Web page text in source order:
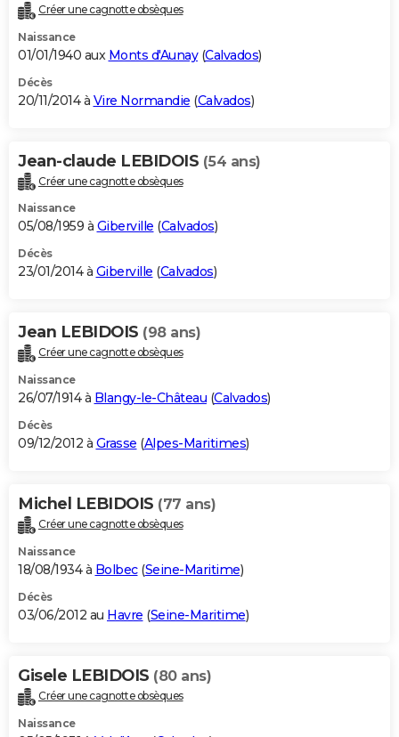
Créer une cagnotte obsèques
Naissance
01/01/1940 aux Monts d'Aunay(Calvados)
Décès
20/11/2014 à Vire Normandie (Calvados)
Jean-claude LEBIDOIS (54 ans)
Créer une cagnotte obsèques
Naissance
05/08/1959 à Giberville (Calvados)
Décès
23/01/2014 à Giberville (Calvados)
Jean LEBIDOIS (98 ans)
Créer une cagnotte obsèques
Naissance
26/07/1914 à Blangy-le-Château (Calvados)
Décès
09/12/2012 à Grasse (Alpes-Maritimes)
Michel LEBIDOIS (77 ans)
Créer une cagnotte obsèques
Naissance
18/08/1934 à Bolbec(Seine-Maritime)
Décès
03/06/2012 au Havre (Seine-Maritime)
Gisele LEBIDOIS (80 ans)
Créer une cagnotte obsèques
Naissance